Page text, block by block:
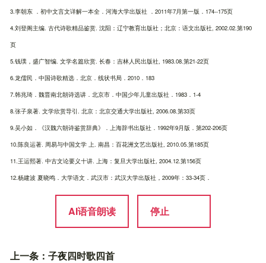
3.李朝东 ．初中文言文详解一本全．河海大学出版社 ．2011年7月第一版．174--175页
4.刘登阁主编. 古代诗歌精品鉴赏. 沈阳：辽宁教育出版社；北京：语文出版社, 2002.02.第190
页
5.钱璞，盛广智编. 文学名篇欣赏. 长春：吉林人民出版社, 1983.08.第21-22页
6.龙儒民．中国诗歌精选．北京．线状书局．2010．183
7.韩兆琦．魏晋南北朝诗选讲．北京市．中国少年儿童出版社．1983．1-4
8.张子泉著. 文学欣赏导引. 北京：北京交通大学出版社, 2006.08.第33页
9.吴小如．《汉魏六朝诗鉴赏辞典》．上海辞书出版社．1992年9月版．第202-206页
10.陈良运著. 周易与中国文学 上. 南昌：百花洲文艺出版社, 2010.05.第185页
11.王运熙著. 中古文论要义十讲. 上海：复旦大学出版社, 2004.12.第156页
12.杨建波 夏晓鸣．大学语文．武汉市：武汉大学出版社，2009年：33-34页．
AI语音朗读 停止
上一条： 子夜四时歌四首